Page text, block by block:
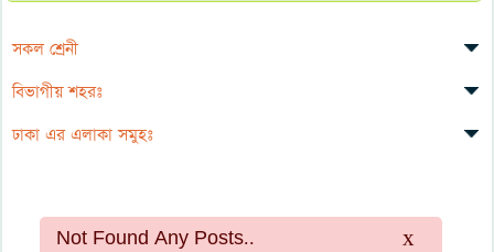
সকল শ্রেনী
বিভাগীয় শহরঃ
ঢাকা এর এলাকা সমুহঃ
x
Not Found Any Posts..